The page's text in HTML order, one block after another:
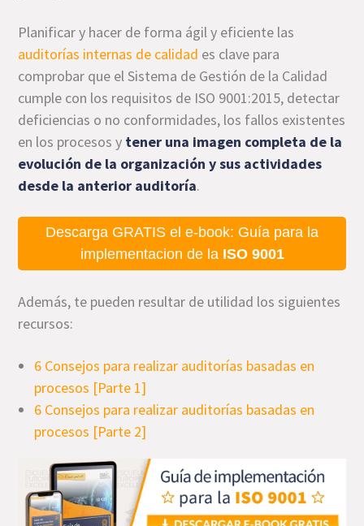
Planificar y hacer de forma ágil y eficiente las
auditorías internas de calidad es clave para
comprobar que el Sistema de Gestión de la Calidad
cumple con los requisitos de ISO 9001:2015, detectar
deficiencias o no conformidades, los fallos existentes
en los procesos y tener una imagen completa de la
evolución de la organización y sus actividades
desde la anterior auditoría.
Descarga GRATIS el e-book: Guía para la
implementacion de la ISO 9001
Además, te pueden resultar de utilidad los siguientes
recursos:
6 Consejos para realizar auditorías basadas en
procesos [Parte 1]
6 Consejos para realizar auditorías basadas en
procesos [Parte 2]